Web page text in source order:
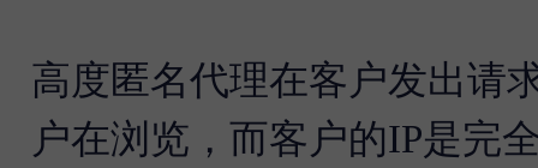
高度匿名代理在客户发出请
户在浏览，而客户的IP是完